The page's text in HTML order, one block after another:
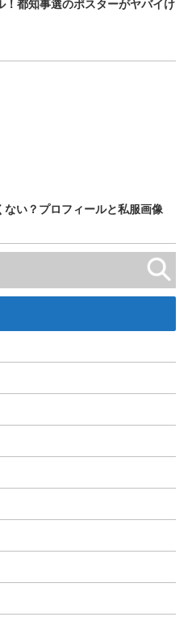
都知事選のポスターがヤバイけ
い？プロフィールと私服画像